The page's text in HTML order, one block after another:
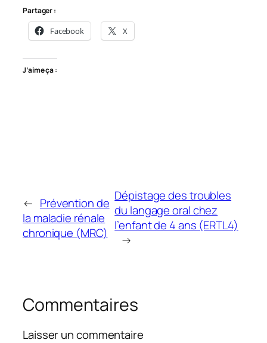
Partager :
Facebook X
J’aime ça :
← Prévention de
la maladie rénale
chronique (MRC)
Dépistage des troubles
du langage oral chez
l’enfant de 4 ans (ERTL4)
→
Commentaires
Laisser un commentaire